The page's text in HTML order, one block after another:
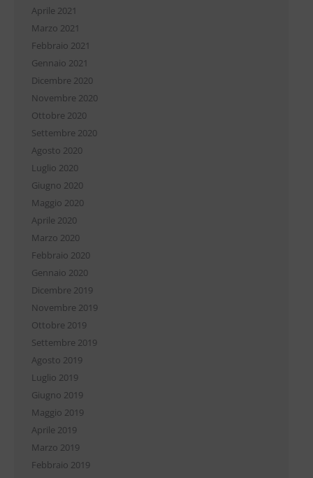
Aprile 2021
Marzo 2021
Febbraio 2021
Gennaio 2021
Dicembre 2020
Novembre 2020
Ottobre 2020
Settembre 2020
Agosto 2020
Luglio 2020
Giugno 2020
Maggio 2020
Aprile 2020
Marzo 2020
Febbraio 2020
Gennaio 2020
Dicembre 2019
Novembre 2019
Ottobre 2019
Settembre 2019
Agosto 2019
Luglio 2019
Giugno 2019
Maggio 2019
Aprile 2019
Marzo 2019
Febbraio 2019